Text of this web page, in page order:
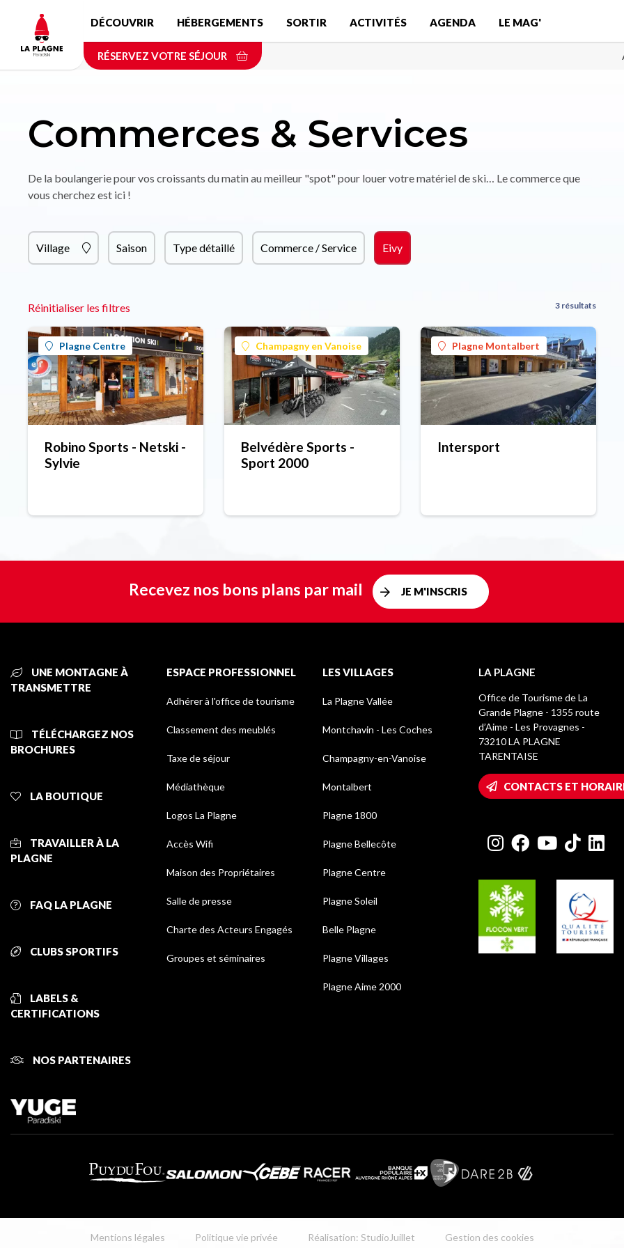
contenu
principal
DÉCOUVRIR HÉBERGEMENTS SORTIR ACTIVITÉS AGENDA LE MAG'
RÉSERVEZ VOTRE SÉJOUR
Commerces & Services
De la boulangerie pour vos croissants du matin au meilleur "spot" pour louer votre matériel de ski… Le commerce que
vous cherchez est ici !
Village Saison Type détaillé Commerce / Service Eivy
Réinitialiser les filtres 3 résultats
Plagne Centre
Robino Sports - Netski -
Sylvie
Champagny en Vanoise
Belvédère Sports -
Sport 2000
Plagne Montalbert
Intersport
Recevez nos bons plans par mail JE M'INSCRIS
UNE MONTAGNE À
TRANSMETTRE
TÉLÉCHARGEZ NOS
BROCHURES
LA BOUTIQUE
TRAVAILLER À LA
PLAGNE
FAQ LA PLAGNE
CLUBS SPORTIFS
LABELS &
CERTIFICATIONS
NOS PARTENAIRES
ESPACE PROFESSIONNEL
Adhérer à l'office de tourisme
Classement des meublés
Taxe de séjour
Médiathèque
Logos La Plagne
Accès Wifi
Maison des Propriétaires
Salle de presse
Charte des Acteurs Engagés
Groupes et séminaires
LES VILLAGES
La Plagne Vallée
Montchavin - Les Coches
Champagny-en-Vanoise
Montalbert
Plagne 1800
Plagne Bellecôte
Plagne Centre
Plagne Soleil
Belle Plagne
Plagne Villages
Plagne Aime 2000
LA PLAGNE
Office de Tourisme de La
Grande Plagne - 1355 route
d’Aime - Les Provagnes -
73210 LA PLAGNE
TARENTAISE
CONTACTS ET
Mentions légales Politique vie privée Réalisation: StudioJuillet Gestion des cookies